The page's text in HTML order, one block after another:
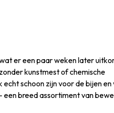
er een paar weken later
kunstmest of chemische
schoon zijn voor de bijen en
breed assortiment van